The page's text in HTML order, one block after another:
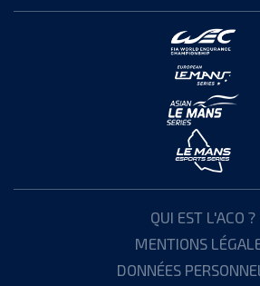
QUI EST L'ACO ?
MENTIONS
DONNÉES